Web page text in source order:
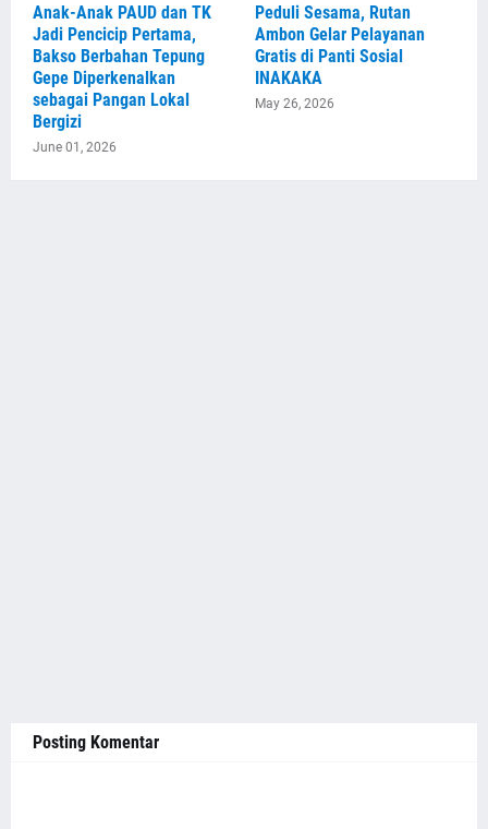
Anak-Anak PAUD dan TK
Jadi Pencicip Pertama,
Bakso Berbahan Tepung
Gepe Diperkenalkan
sebagai Pangan Lokal
Bergizi
June 01, 2026
Peduli Sesama, Rutan
Ambon Gelar Pelayanan
Gratis di Panti Sosial
INAKAKA
May 26, 2026
Posting Komentar